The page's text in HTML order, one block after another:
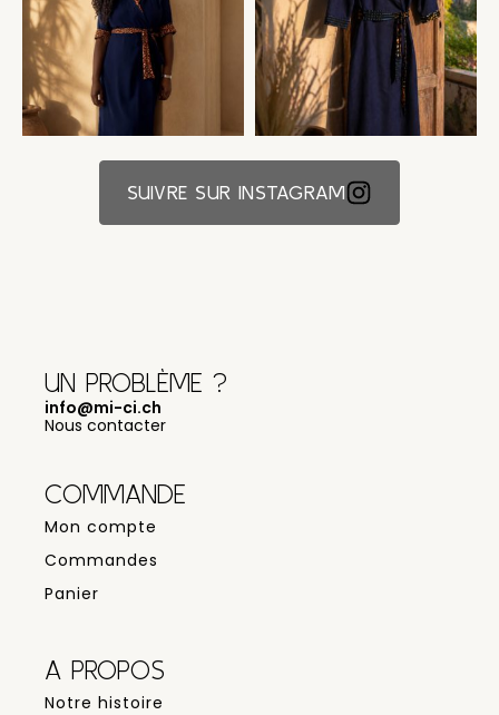
SUIVRE SUR INSTAGRAM
UN PROBLÈME ?
info@mi-ci.ch
Nous contacter
COMMANDE
Mon compte
Commandes
Panier
A PROPOS
Notre histoire